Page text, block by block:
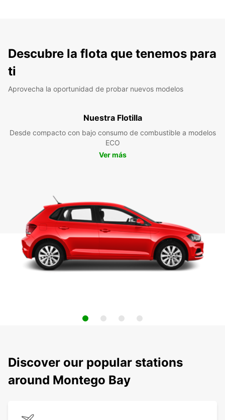
Descubre la flota que tenemos para
ti
Aprovecha la oportunidad de probar nuevos modelos
Nuestra Flotilla
Desde compacto con bajo consumo de combustible a modelos
ECO
Ver más
Discover our popular stations
around Montego Bay